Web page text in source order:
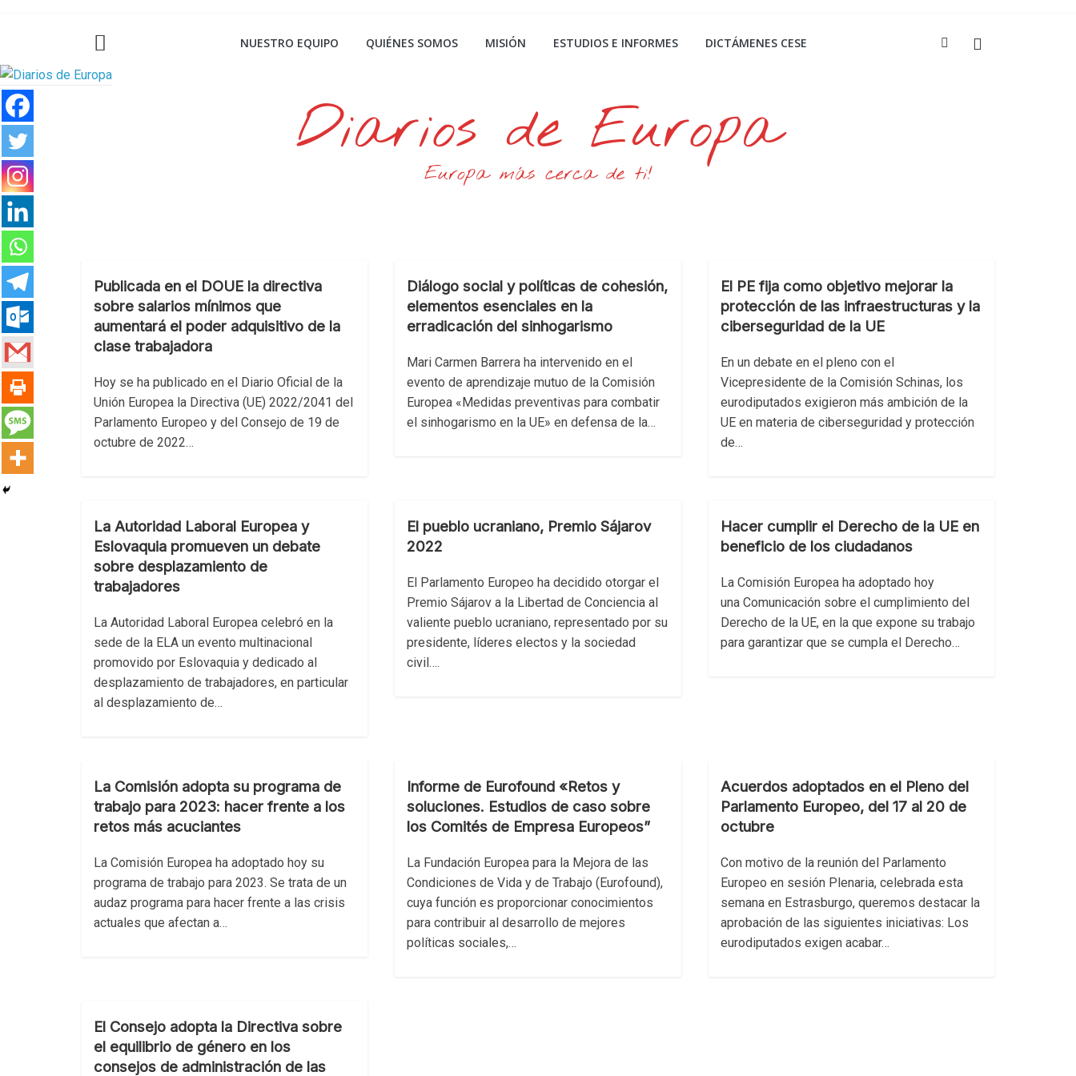
NUESTRO EQUIPO QUIÉNES SOMOS MISIÓN ESTUDIOS E INFORMES DICTÁMENES CESE
Diarios de Europa
Europa más cerca de ti!
Publicada en el DOUE la directiva
sobre salarios mínimos que
aumentará el poder adquisitivo de la
clase trabajadora
Hoy se ha publicado en el Diario Oficial de la
Unión Europea la Directiva (UE) 2022/2041 del
Parlamento Europeo y del Consejo de 19 de
octubre de 2022…
Diálogo social y políticas de cohesión,
elementos esenciales en la
erradicación del sinhogarismo
Mari Carmen Barrera ha intervenido en el
evento de aprendizaje mutuo de la Comisión
Europea «Medidas preventivas para combatir
el sinhogarismo en la UE» en defensa de la…
El PE fija como objetivo mejorar la
protección de las infraestructuras y la
ciberseguridad de la UE
En un debate en el pleno con el
Vicepresidente de la Comisión Schinas, los
eurodiputados exigieron más ambición de la
UE en materia de ciberseguridad y protección
de…
La Autoridad Laboral Europea y
Eslovaquia promueven un debate
sobre desplazamiento de
trabajadores
La Autoridad Laboral Europea celebró en la
sede de la ELA un evento multinacional
promovido por Eslovaquia y dedicado al
desplazamiento de trabajadores, en particular
al desplazamiento de…
El pueblo ucraniano, Premio Sájarov
2022
El Parlamento Europeo ha decidido otorgar el
Premio Sájarov a la Libertad de Conciencia al
valiente pueblo ucraniano, representado por su
presidente, líderes electos y la sociedad
civil….
Hacer cumplir el Derecho de la UE en
beneficio de los ciudadanos
La Comisión Europea ha adoptado hoy
una Comunicación sobre el cumplimiento del
Derecho de la UE, en la que expone su trabajo
para garantizar que se cumpla el Derecho…
La Comisión adopta su programa de
trabajo para 2023: hacer frente a los
retos más acuciantes
La Comisión Europea ha adoptado hoy su
programa de trabajo para 2023. Se trata de un
audaz programa para hacer frente a las crisis
actuales que afectan a…
Informe de Eurofound «Retos y
soluciones. Estudios de caso sobre
los Comités de Empresa Europeos”
La Fundación Europea para la Mejora de las
Condiciones de Vida y de Trabajo (Eurofound),
cuya función es proporcionar conocimientos
para contribuir al desarrollo de mejores
políticas sociales,…
Acuerdos adoptados en el Pleno del
Parlamento Europeo, del 17 al 20 de
octubre
Con motivo de la reunión del Parlamento
Europeo en sesión Plenaria, celebrada esta
semana en Estrasburgo, queremos destacar la
aprobación de las siguientes iniciativas: Los
eurodiputados exigen acabar…
El Consejo adopta la Directiva sobre
el equilibrio de género en los
consejos de administración de las